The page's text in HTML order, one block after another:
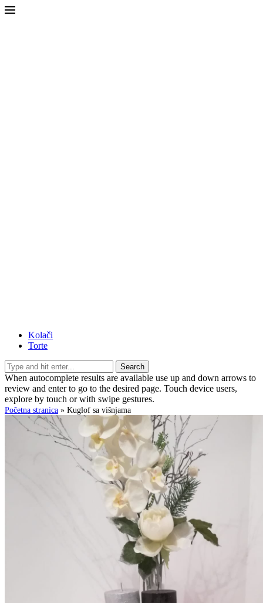
Kolači
Torte
Search
When autocomplete results are available use up and down arrows to
review and enter to go to the desired page. Touch device users,
explore by touch or with swipe gestures.
Početna stranica » Kuglof sa višnjama